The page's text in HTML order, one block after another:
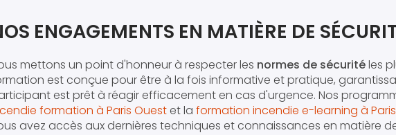
ENGAGEMENTS EN MATIÈRE DE
mettons un point d'honneur à respecter les normes de sécuritéles
est conçue pour être à la fois informative et pratique,
est prêt à réagir efficacement en cas d'urgence. Nos
formation à Paris Ouestet la formation incendie e-learning à
avez accès aux dernières techniques et connaissances en matière